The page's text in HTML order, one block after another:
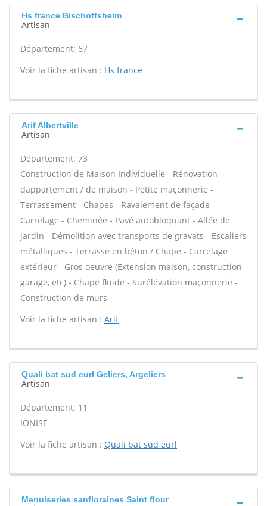
Hs france Bischoffsheim
Artisan
Département: 67
Voir la fiche artisan : Hs france
Arif Albertville
Artisan
Département: 73
Construction de Maison Individuelle - Rénovation
dappartement / de maison - Petite maçonnerie -
Terrassement - Chapes - Ravalement de façade -
Carrelage - Cheminée - Pavé autobloquant - Allée de
jardin - Démolition avec transports de gravats - Escaliers
métalliques - Terrasse en béton / Chape - Carrelage
extérieur - Gros oeuvre (Extension maison, construction
garage, etc) - Chape fluide - Surélévation maçonnerie -
Construction de murs -
Voir la fiche artisan : Arif
Quali bat sud eurl Geliers, Argeliers
Artisan
Département: 11
IONISE -
Voir la fiche artisan : Quali bat sud eurl
Menuiseries sanfloraines Saint flour